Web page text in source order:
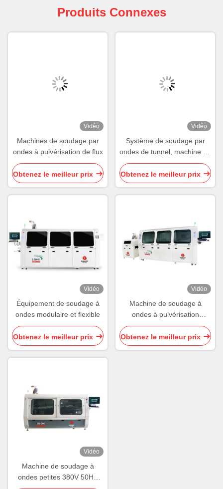
Produits Connexes
Vidéo
Machines de soudage par
ondes à pulvérisation de flux
Obtenez le meilleur prix
Vidéo
Système de soudage par
ondes de tunnel, machine de
soudage par ondes
automatique remplie d'azote
à étanchéité complète
Obtenez le meilleur prix
Vidéo
Équipement de soudage à
ondes modulaire et flexible
Obtenez le meilleur prix
Vidéo
Machine de soudage à
ondes à pulvérisation
externe Suneast 8KW
Machine de soudage à
ondes sans plomb
Obtenez le meilleur prix
Vidéo
Machine de soudage à
ondes petites 380V 50HZ